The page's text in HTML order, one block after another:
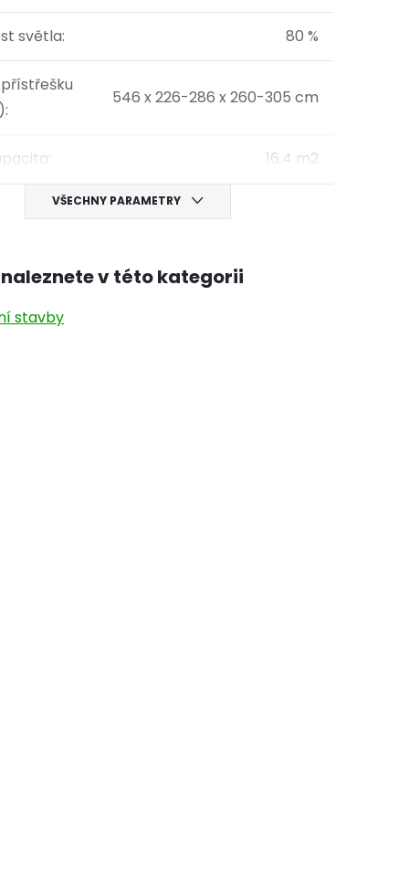
světla: 80 %
:
546 x 226-286 x 260-305 cm
: 16,4 m2
VŠECHNY PARAMETRY
v této kategorii
stavby